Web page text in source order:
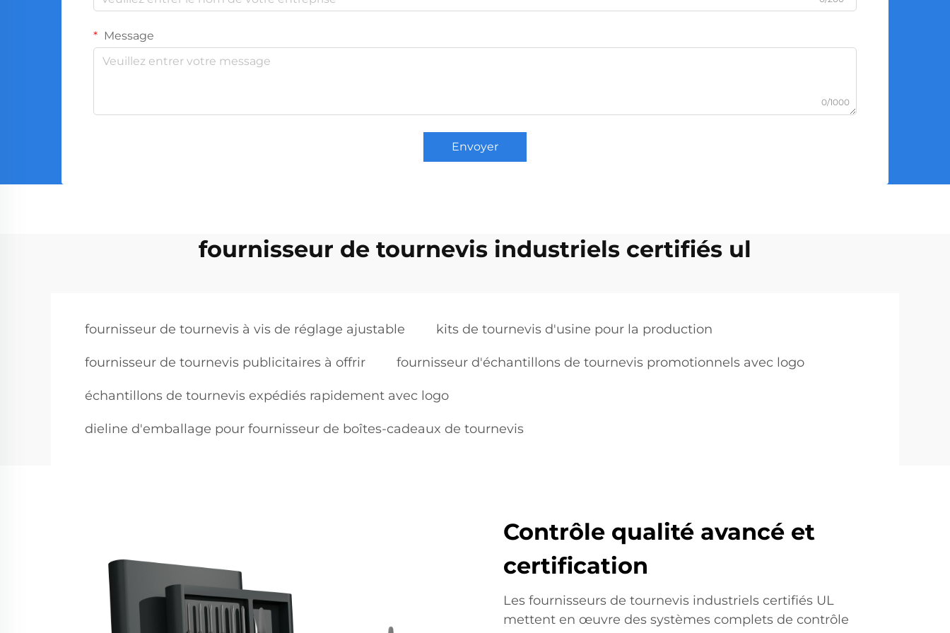
Message
0/1000
Envoyer
fournisseur de tournevis industriels certifiés ul
fournisseur de tournevis à vis de réglage ajustable kits de tournevis d'usine pour la production
fournisseur de tournevis publicitaires à offrir fournisseur d'échantillons de tournevis promotionnels avec logo
échantillons de tournevis expédiés rapidement avec logo
dieline d'emballage pour fournisseur de boîtes-cadeaux de tournevis
Contrôle qualité avancé et
certification
Les fournisseurs de tournevis industriels certifiés UL
mettent en œuvre des systèmes complets de contrôle